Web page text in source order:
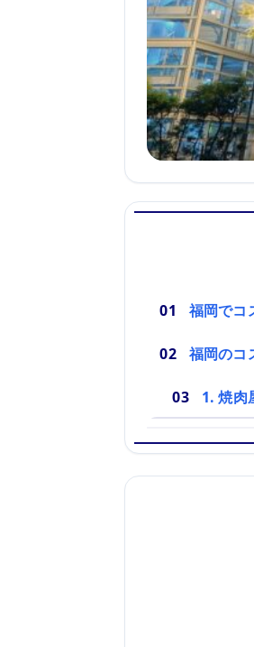
福岡でコ
福岡のコ
1. 焼肉